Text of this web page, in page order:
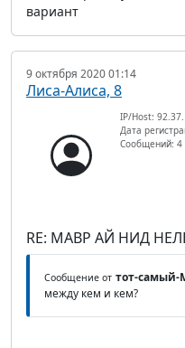
вариант
9 октября 2020 01:14
Лиса-Алиса, 8
IP/Host:
Дата
Сообщений: 4
RE: МАВР АЙ НИД
Сообщение от тот-самый-
между кем и кем?